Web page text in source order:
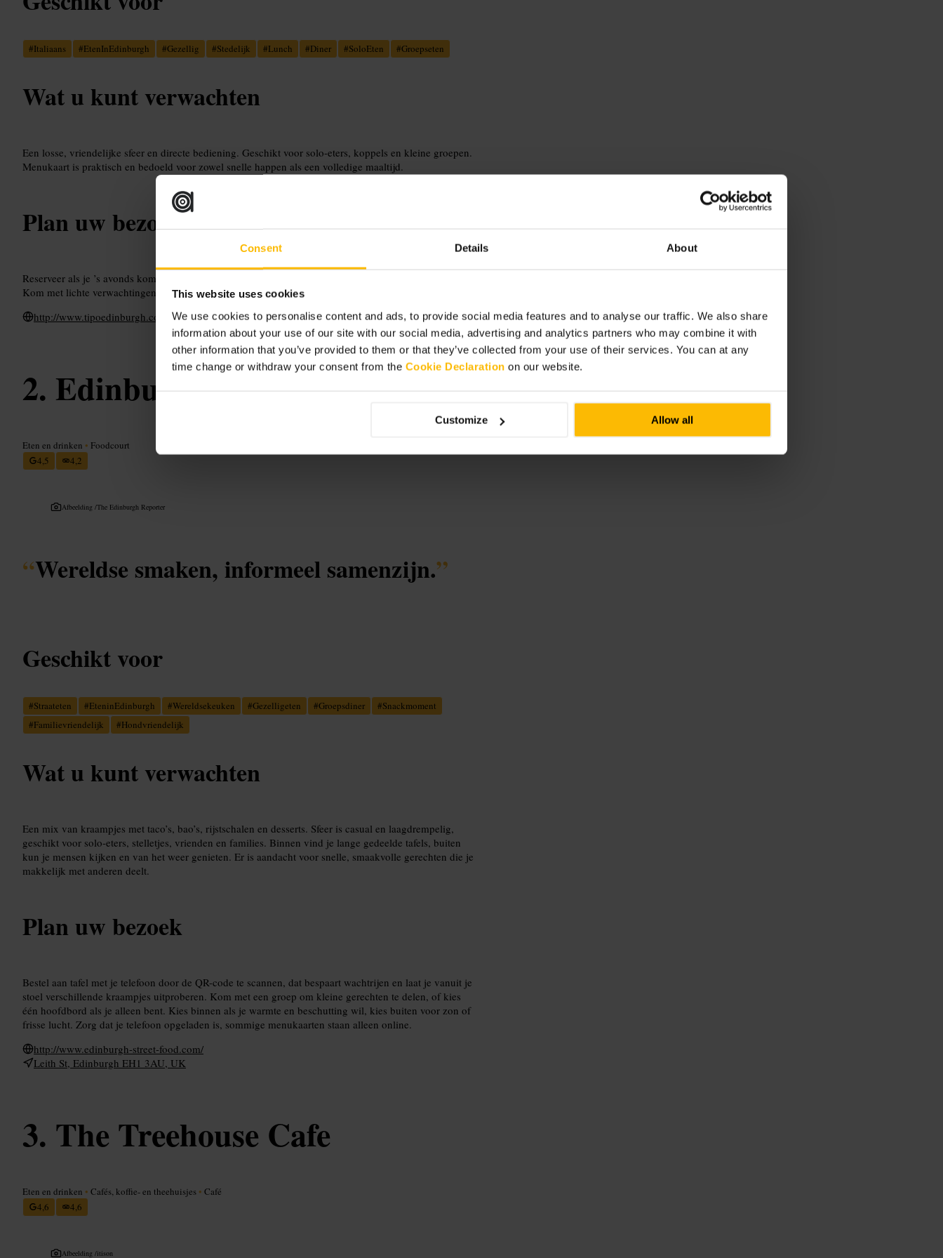
Consent Details About
This website uses cookies
We use cookies to personalise content and ads, to provide social media features and to analyse our traffic. We also share
information about your use of our site with our social media, advertising and analytics partners who may combine it with
other information that you’ve provided to them or that they’ve collected from your use of their services. You can at any
time change or withdraw your consent from the Cookie Declaration on our website.
Customize Allow all
#Italiaans #EtenInEdinburgh #Gezellig #Stedelijk #Lunch #Diner #SoloEten #Groepseten
Wat u kunt verwachten
Een losse, vriendelijke sfeer en directe bediening. Geschikt voor solo-eters, koppels en kleine groepen.
Menukaart is praktisch en bedoeld voor zowel snelle happen als een volledige maaltijd.
Plan uw bezoek
Reserveer als je ’s avonds komt, vooral in het weekend. Voor een rustigere ervaring ga je in de middag.
Kom met lichte verwachtingen: hier draait het om goede, eenvoudige gerechten en een snelle service.
http://www.tipoedinburgh.co.uk/
Edinburgh Street Food
Eten en drinken • Foodcourt
4,5
4,2
Afbeelding /The Edinburgh Reporter
“Wereldse smaken, informeel samenzijn.”
Geschikt voor
#Straateten #EteninEdinburgh #Wereldsekeuken #Gezelligeten #Groepsdiner #Snackmoment
#Familievriendelijk #Hondvriendelijk
Wat u kunt verwachten
Een mix van kraampjes met taco’s, bao’s, rijstschalen en desserts. Sfeer is casual en laagdrempelig,
geschikt voor solo-eters, stelletjes, vrienden en families. Binnen vind je lange gedeelde tafels, buiten
kun je mensen kijken en van het weer genieten. Er is aandacht voor snelle, smaakvolle gerechten die je
makkelijk met anderen deelt.
Plan uw bezoek
Bestel aan tafel met je telefoon door de QR-code te scannen, dat bespaart wachtrijen en laat je vanuit je
stoel verschillende kraampjes uitproberen. Kom met een groep om kleine gerechten te delen, of kies
één hoofdbord als je alleen bent. Kies binnen als je warmte en beschutting wil, kies buiten voor zon of
frisse lucht. Zorg dat je telefoon opgeladen is, sommige menukaarten staan alleen online.
http://www.edinburgh-street-food.com/
Leith St, Edinburgh EH1 3AU, UK
The Treehouse Cafe
Eten en drinken • Cafés, koffie- en theehuisjes • Café
4,6
4,6
Afbeelding /itison